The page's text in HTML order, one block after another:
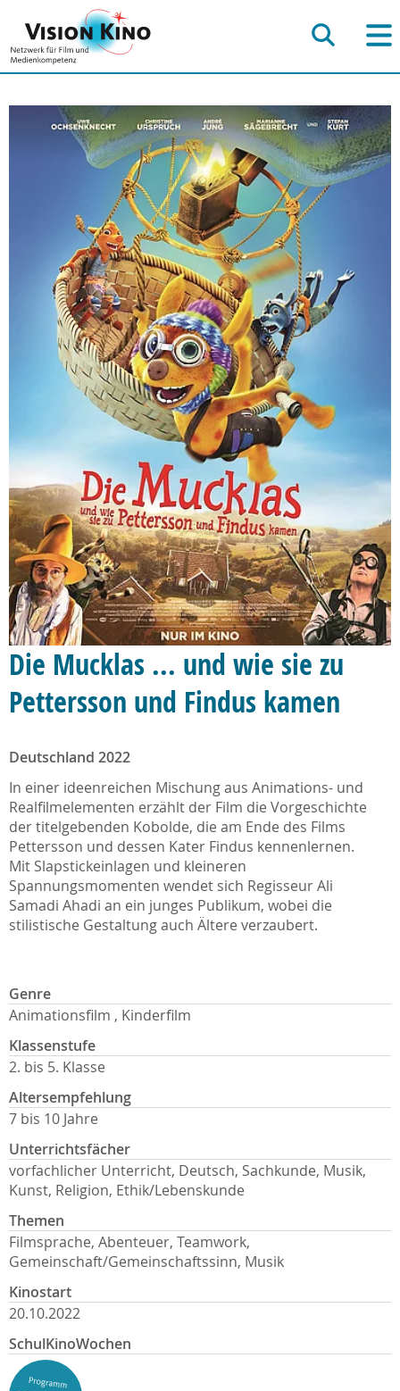
Die Mucklas ... und wie sie zu
Pettersson und Findus kamen
Deutschland 2022
In einer ideenreichen Mischung aus Animations- und
Realfilmelementen erzählt der Film die Vorgeschichte
der titelgebenden Kobolde, die am Ende des Films
Pettersson und dessen Kater Findus kennenlernen.
Mit Slapstickeinlagen und kleineren
Spannungsmomenten wendet sich Regisseur Ali
Samadi Ahadi an ein junges Publikum, wobei die
stilistische Gestaltung auch Ältere verzaubert.
Genre
Animationsfilm , Kinderfilm
Klassenstufe
2. bis 5. Klasse
Altersempfehlung
7 bis 10 Jahre
Unterrichtsfächer
vorfachlicher Unterricht, Deutsch, Sachkunde, Musik,
Kunst, Religion, Ethik/Lebenskunde
Themen
Filmsprache, Abenteuer, Teamwork,
Gemeinschaft/Gemeinschaftssinn, Musik
Kinostart
20.10.2022
SchulKinoWochen